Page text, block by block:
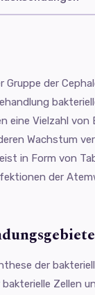
der
eine Vielzahl von
Wachstum
in Form von
der
der
Zellen